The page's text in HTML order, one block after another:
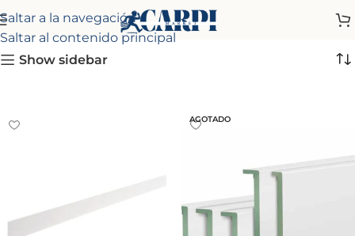
Saltar a la navegación
Saltar al contenido principal
Show sidebar
AGOTADO